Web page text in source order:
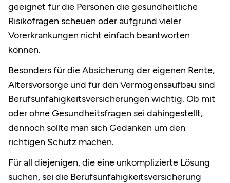
geeignet für die Personen die gesundheitliche
Risikofragen scheuen oder aufgrund vieler
Vorerkrankungen nicht einfach beantworten
können.
Besonders für die Absicherung der eigenen Rente,
Altersvorsorge und für den Vermögensaufbau sind
Berufsunfähigkeitsversicherungen wichtig. Ob mit
oder ohne Gesundheitsfragen sei dahingestellt,
dennoch sollte man sich Gedanken um den
richtigen Schutz machen.
Für all diejenigen, die eine unkomplizierte Lösung
suchen, sei die Berufsunfähigkeitsversicherung